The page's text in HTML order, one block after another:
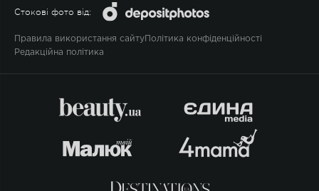
Стокові фото від:
Правила використання сайту Політика конфіденційності
Редакційна політика